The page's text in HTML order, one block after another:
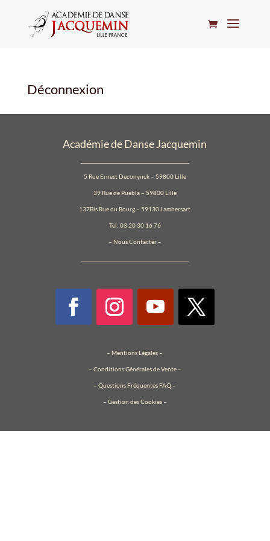
Déconnexion
Académie de Danse Jacquemin
5 Rue Ernest Deconynck – 59800 Lille
39 Rue de Puebla – 59800 Lille
137Bis Rue du Bourg – 59130 Lambersart
Tel: 03 20 30 16 76
– Nous Contacter–
– Mentions Légales–
– Conditions Générales de Vente–
– Questions Fréquentes FAQ –
– Gestion des Cookies –